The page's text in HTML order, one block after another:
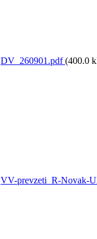
DV_260901.pdf(400.0
VV-prevzeti_R-Novak-